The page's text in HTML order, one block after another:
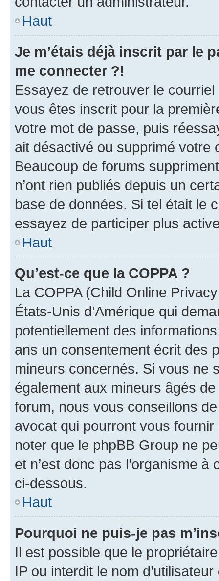
Haut
Je m’étais déjà inscrit par le
me connecter ?!
Essayez de retrouver le
vous êtes inscrit pour la
votre mot de passe, puis
ait désactivé ou supprimé votre
Beaucoup de forums
n’ont rien publiés depuis un
base de données. Si tel était le
essayez de participer plus
Haut
Qu’est-ce que la COPPA ?
La COPPA (Child Online
États-Unis d’Amérique qui
potentiellement des
ans un consentement écrit des
mineurs concernés. Si vous ne
également aux mineurs âgés
forum, nous vous conseillons
avocat qui pourront vous
noter que le phpBB Group ne
et n’est donc pas l’organisme
ci-dessous.
Haut
Pourquoi ne puis-je pas
Il est possible que le
IP ou interdit le nom